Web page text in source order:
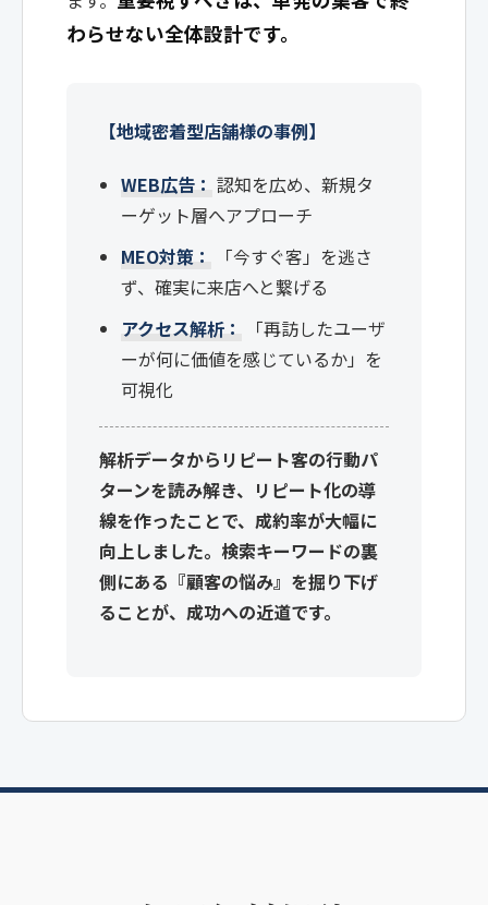
わらせない全体設計です。
【地域密着型店舗様の事例】
WEB広告： 認知を広め、新規タ
ーゲット層へアプローチ
MEO対策：
「今すぐ客」を逃さ
ず、確実に来店へと繋げる
アクセス解析：
「再訪したユーザ
ーが何に価値を感じているか」を
可視化
解析データからリピート客の行動パ
ターンを読み解き、リピート化の導
線を作ったことで、成約率が大幅に
向上しました。検索キーワードの裏
側にある『顧客の悩み』を掘り下げ
ることが、成功への近道です。